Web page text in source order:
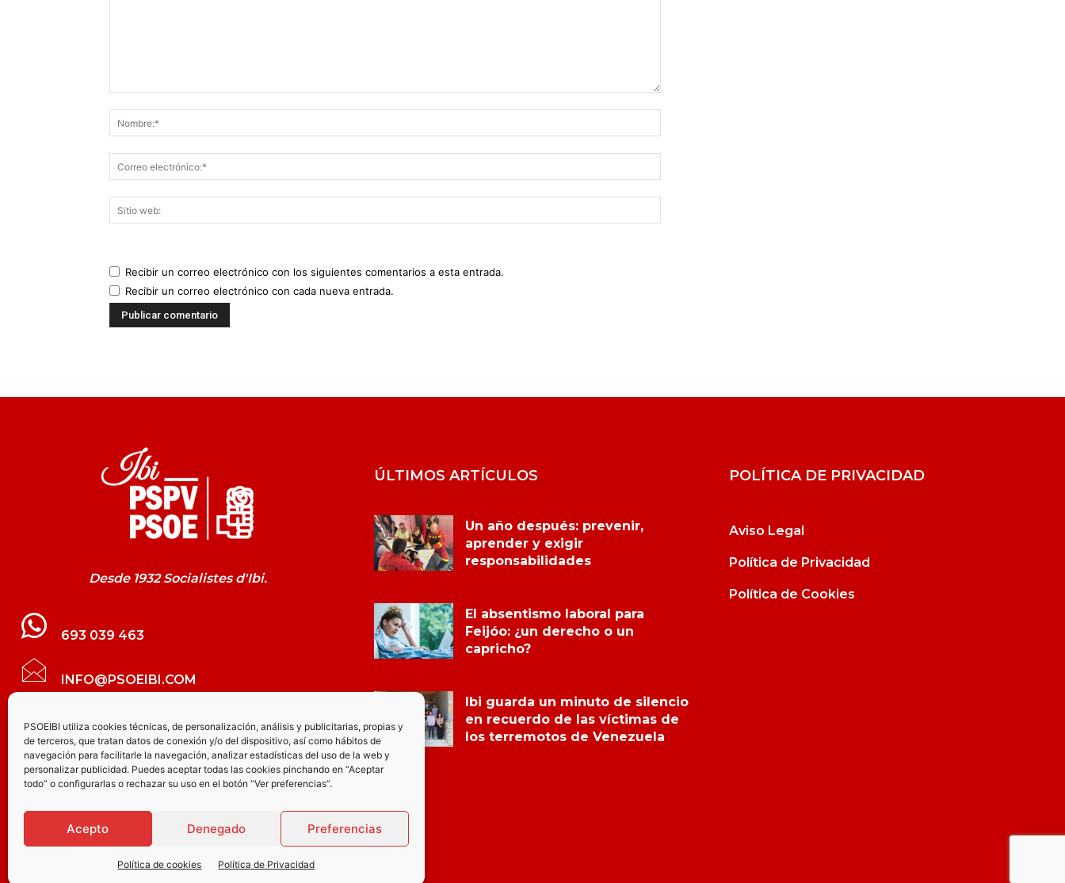
PSOEIBI utiliza cookies técnicas, de personalización, análisis y publicitarias, propias y
de terceros, que tratan datos de conexión y/o del dispositivo, así como hábitos de
navegación para facilitarle la navegación, analizar estadísticas del uso de la web y
personalizar publicidad. Puedes aceptar todas las cookies pinchando en “Aceptar
todo” o configurarlas o rechazar su uso en el botón “Ver preferencias”.
Acepto Denegado Preferencias
Política de cookies Política de Privacidad
Recibir un correo electrónico con los siguientes comentarios a esta entrada.
Recibir un correo electrónico con cada nueva entrada.
Desde 1932 Socialistes d'Ibi.
693 039 463
INFO@PSOEIBI.COM
GRUPO MUNICIPAL SOCIALISTA DE IBI C/
LES ERES, 48 – 3º - DESPACHO PSOE
PARTIDO SOCIALISTA DE IBI AV.
JOAQUÍN VILANOVA, 8 - BAJO
ÚLTIMOS ARTÍCULOS
Un año después: prevenir,
aprender y exigir
responsabilidades
El absentismo laboral para
Feijóo: ¿un derecho o un
capricho?
Ibi guarda un minuto de silencio
en recuerdo de las víctimas de
los terremotos de Venezuela
POLÍTICA DE PRIVACIDAD
Aviso Legal
Política de Privacidad
Política de Cookies